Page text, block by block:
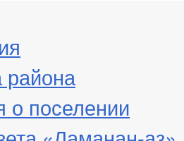
района
поселении